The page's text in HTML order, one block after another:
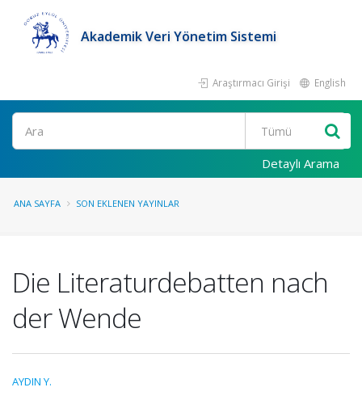
Akademik Veri Yönetim Sistemi
Araştırmacı Girişi English
Ara
Detaylı Arama
ANA SAYFA SON EKLENEN YAYINLAR
Die Literaturdebatten nach
der Wende
AYDIN Y.